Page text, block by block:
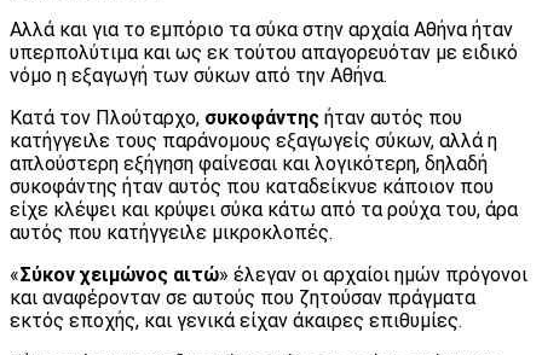
Αλλά και για το εμπόριο τα σύκα στην αρχαία Αθήνα ήταν
υπερπολύτιμα και ως εκ τούτου απαγορευόταν με ειδικό
νό­μο η εξαγωγή των σύκων από την Αθήνα.
Κατά τον Πλούταρχο, συκοφάντης ήταν αυτός που
κατήγγειλε τους παράνομους εξαγωγείς σύκων, αλλά η
απλούστερη εξήγηση φαίνεσαι και λογικότερη, δηλαδή
συκοφάντης ήταν αυτός που καταδεί­κνυε κάποιον που
είχε κλέψει και κρύψει σύκα κάτω από τα ρούχα του, άρα
αυτός που κατήγγειλε μικροκλοπές.
«Σύκον χειμώνος αιτώ» έλεγαν οι αρχαίοι ημών πρόγονοι
και αναφέρονταν σε αυτούς που ζητούσαν πράγματα
εκτός εποχής, και γενικά είχαν άκαιρες επιθυμίες.